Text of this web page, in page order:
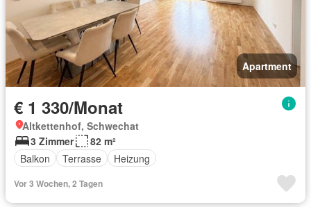
Apartment
€ 1 330/Monat
Altkettenhof, Schwechat
3 Zimmer
82 m²
Balkon
Terrasse Heizung
Vor 3 Wochen, 2 Tagen